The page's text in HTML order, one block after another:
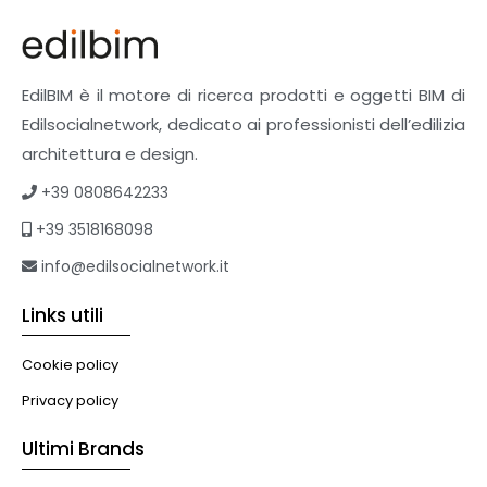
Pavimenti e rivestimenti
Pavimenti industriali
Sistemi giardini pensili
Supporti per esterni
Tetti verdi
eBook
Formazione professionale
Illuminazione
Murature
EdilBIM è il motore di ricerca prodotti e oggetti BIM di
Edilsocialnetwork, dedicato ai professionisti dell’edilizia
architettura e design.
+39 0808642233
+39 3518168098
info@edilsocialnetwork.it
Links utili
Cookie policy
Privacy policy
Ultimi Brands